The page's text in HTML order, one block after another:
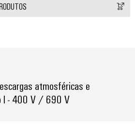
atmosféricas e
I - 400 V / 690 V